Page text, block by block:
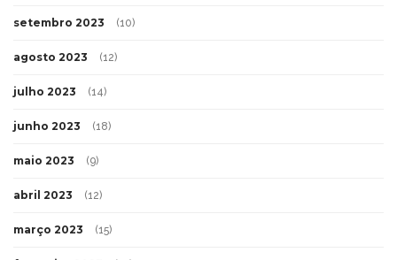
setembro 2023 (10)
agosto 2023 (12)
julho 2023 (14)
junho 2023 (18)
maio 2023 (9)
abril 2023 (12)
março 2023 (15)